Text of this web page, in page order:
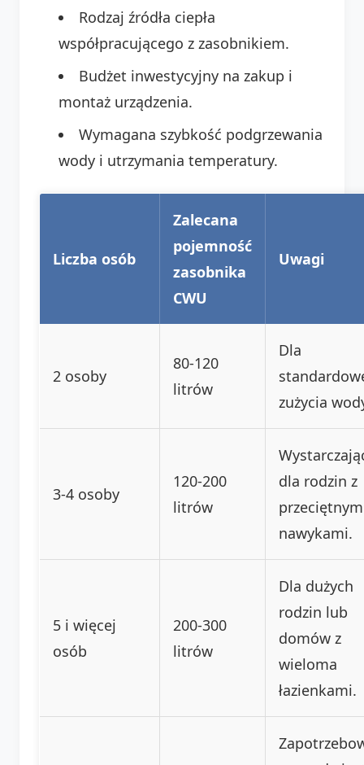
Rodzaj źródła ciepła
współpracującego z zasobnikiem.
Budżet inwestycyjny na zakup i
montaż urządzenia.
Wymagana szybkość podgrzewania
wody i utrzymania temperatury.
Liczba osób
Zalecana
pojemność
zasobnika
CWU
Uwagi
2 osoby
80-120
litrów
Dla
zużycia
3-4 osoby
120-200
litrów
dla rodzin z
nawykami.
5 i więcej
osób
200-300
litrów
Dla dużych
rodzin lub
domów z
wieloma
łazienkami.